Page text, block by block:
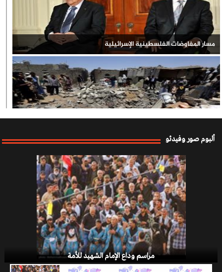
مسار المفاوضات الفلسطينية الإسرائيلية
صفقة القرن
ألبوم صور وفيدئو
مراسم وداع الإمام الشهيد للأمة